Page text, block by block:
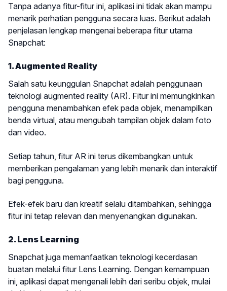
Tanpa adanya fitur-fitur ini, aplikasi ini tidak akan mampu
menarik perhatian pengguna secara luas. Berikut adalah
penjelasan lengkap mengenai beberapa fitur utama
Snapchat:
1. Augmented Reality
Salah satu keunggulan Snapchat adalah penggunaan
teknologi augmented reality (AR). Fitur ini memungkinkan
pengguna menambahkan efek pada objek, menampilkan
benda virtual, atau mengubah tampilan objek dalam foto
dan video.
Setiap tahun, fitur AR ini terus dikembangkan untuk
memberikan pengalaman yang lebih menarik dan interaktif
bagi pengguna.
Efek-efek baru dan kreatif selalu ditambahkan, sehingga
fitur ini tetap relevan dan menyenangkan digunakan.
2. Lens Learning
Snapchat juga memanfaatkan teknologi kecerdasan
buatan melalui fitur Lens Learning. Dengan kemampuan
ini, aplikasi dapat mengenali lebih dari seribu objek, mulai